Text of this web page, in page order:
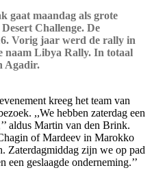
maandag als grote
Challenge. De
Vorig jaar werd de rally in
naam Libya Rally. In totaal
Agadir.
kreeg het team van
,,We hebben zaterdag een
aldus Martin van den Brink.
of Mardeev in Marokko
Zaterdagmiddag zijn we op pad
een geslaagde onderneming.’’